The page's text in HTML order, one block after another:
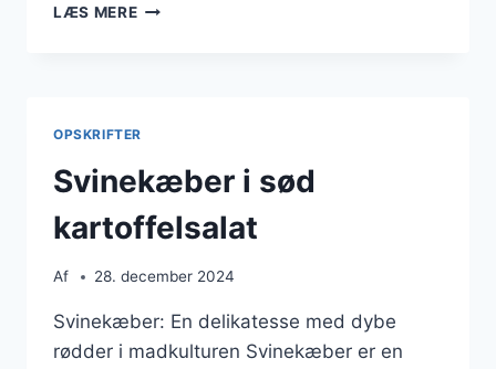
LÆS MERESVINEKÆBER
OPSKRIFTER
Svinekæber i sød
kartoffelsalat
Af 28. december 2024
Svinekæber: En delikatesse med dybe
rødder i madkulturen Svinekæber er en